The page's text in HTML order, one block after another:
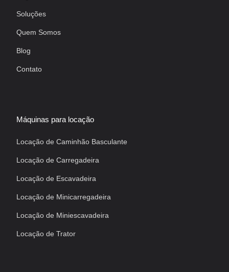
Soluções
Quem Somos
Blog
Contato
Máquinas para locação
Locação de Caminhão Basculante
Locação de Carregadeira
Locação de Escavadeira
Locação de Minicarregadeira
Locação de Miniescavadeira
Locação de Trator